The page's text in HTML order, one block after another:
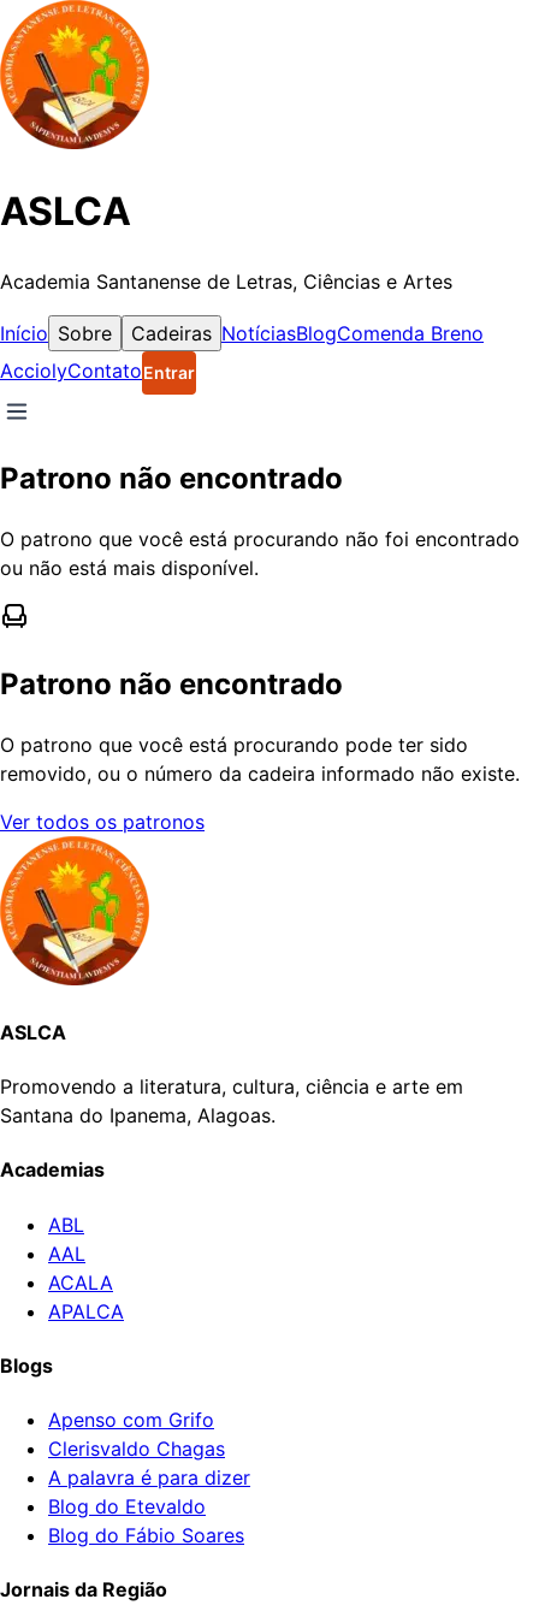
ASLCA
Academia Santanense de Letras, Ciências e Artes
Início Sobre Cadeiras NotíciasBlogComenda Breno
AcciolyContatoEntrar
Patrono não encontrado
O patrono que você está procurando não foi encontrado
ou não está mais disponível.
Patrono não encontrado
O patrono que você está procurando pode ter sido
removido, ou o número da cadeira informado não existe.
Ver todos os patronos
ASLCA
Promovendo a literatura, cultura, ciência e arte em
Santana do Ipanema, Alagoas.
Academias
ABL
AAL
ACALA
APALCA
Blogs
Apenso com Grifo
Clerisvaldo Chagas
A palavra é para dizer
Blog do Etevaldo
Blog do Fábio Soares
Jornais da Região